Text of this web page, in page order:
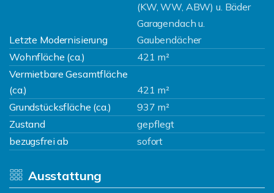
Letzte Modernisierung
(KW, WW, ABW) u. Bäder
Garagendach u.
Gaubendächer
Wohnfläche (ca.)
421 m²
Vermietbare Gesamtfläche
(ca.)
421 m²
Grundstücksfläche (ca.)
937 m²
Zustand
gepflegt
bezugsfrei ab
sofort
Ausstattung